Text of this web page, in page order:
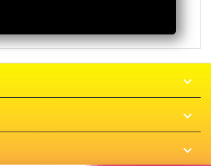


